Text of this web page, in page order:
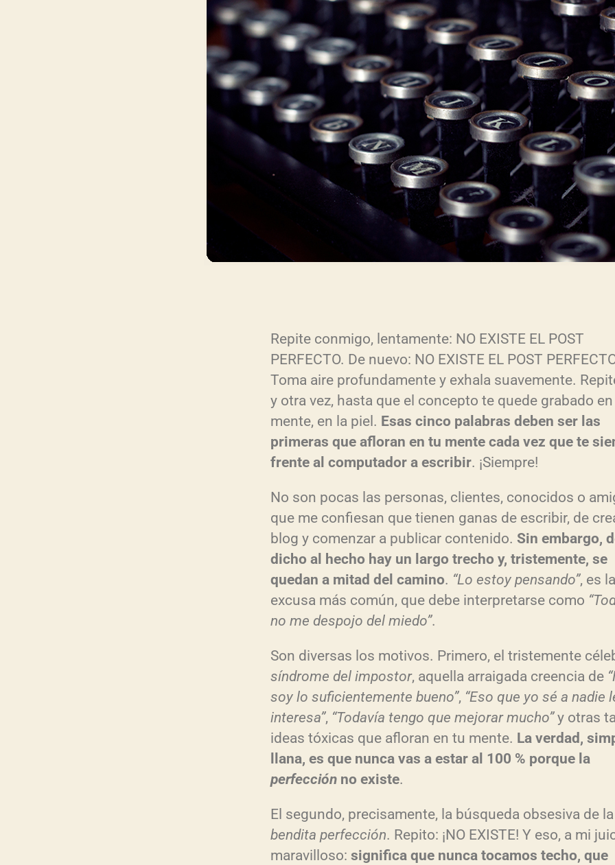
Repite conmigo, lentamente: NO EXISTE EL POST
PERFECTO. De nuevo: NO EXISTE EL POST
Toma aire profundamente y exhala suavemente.
y otra vez, hasta que el concepto te quede grabado
mente, en la piel. Esas cinco palabras deben ser las
primeras que afloran en tu mente cada vez que te
frente al computador a escribir. ¡Siempre!
No son pocas las personas, clientes, conocidos o
que me confiesan que tienen ganas de escribir, de
blog y comenzar a publicar contenido. Sin embargo,
dicho al hecho hay un largo trecho y, tristemente, se
quedan a mitad del camino. “Lo estoy pensando”, es la
excusa más común, que debe interpretarse como
no me despojo del miedo”.
Son diversas los motivos. Primero, el tristemente
síndrome del impostor, aquella arraigada creencia de
soy lo suficientemente bueno”, “Eso que yo sé a nadie
interesa”, “Todavía tengo que mejorar mucho”y otras
ideas tóxicas que afloran en tu mente. La verdad,
llana, es que nunca vas a estar al 100 % porque la
perfección no existe.
El segundo, precisamente, la búsqueda obsesiva de la
bendita perfección. Repito: ¡NO EXISTE! Y eso, a mi
maravilloso: significa que nunca tocamos techo, que